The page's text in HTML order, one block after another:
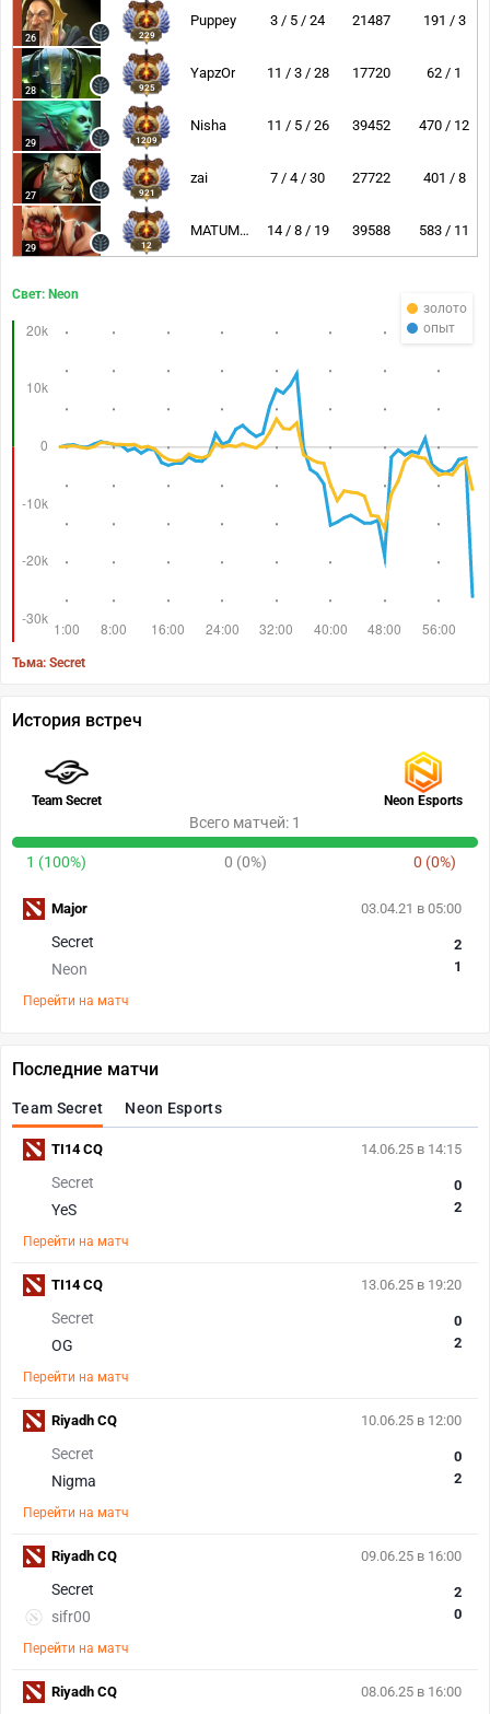
26 229
Puppey 3 / 5 / 24 21487 191 / 3
28 925
YapzOr 11 / 3 / 28 17720 62 / 1
29 1209
Nisha 11 / 5 / 26 39452 470 / 12
27 921
zai 7 / 4 / 30 27722 401 / 8
29 12
MATUMBAMAN 14 / 8 / 19 39588 583 / 11
золото
опыт
Свет: Neon
Тьма: Secret
История встреч
Team Secret Neon Esports
Всего матчей: 1
1 (100%) 0 (0%) 0 (0%)
03.04.21 в 05:00
Secret
Neon
2
1
Перейти на матч
Major
Последние матчи
Team Secret Neon Esports
14.06.25 в 14:15
Secret
YeS
0
2
Перейти на матч
TI14 CQ
13.06.25 в 19:20
Secret
OG
0
2
Перейти на матч
TI14 CQ
10.06.25 в 12:00
Secret
Nigma
0
2
Перейти на матч
Riyadh CQ
09.06.25 в 16:00
Secret
sifr00
2
0
Перейти на матч
Riyadh CQ
08.06.25 в 16:00
Riyadh CQ